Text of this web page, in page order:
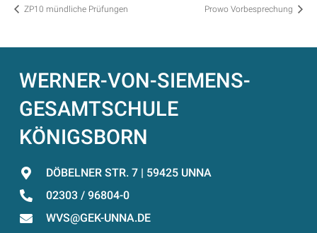
ZP10 mündliche Prüfungen Prowo Vorbesprechung
WERNER-VON-SIEMENS-
GESAMTSCHULE
KÖNIGSBORN
DÖBELNER STR. 7 | 59425 UNNA
02303 / 96804-0
WVS@GEK-UNNA.DE